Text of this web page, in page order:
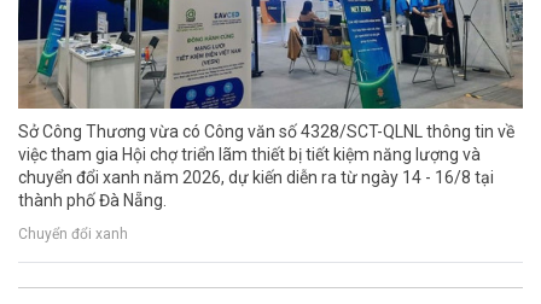
Sở Công Thương vừa có Công văn số 4328/SCT-QLNL thông tin về
việc tham gia Hội chợ triển lãm thiết bị tiết kiệm năng lượng và
chuyển đổi xanh năm 2026, dự kiến diễn ra từ ngày 14 - 16/8 tại
thành phố Đà Nẵng.
Chuyển đổi xanh